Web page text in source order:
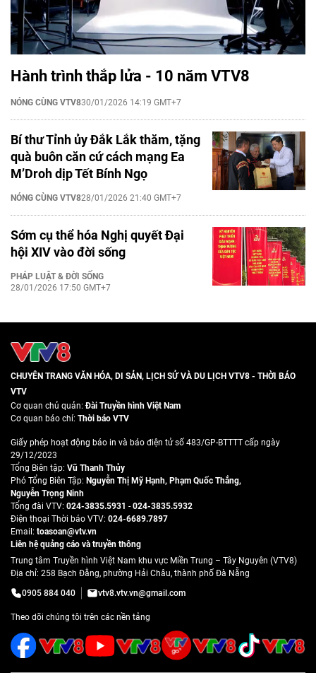
Hành trình thắp lửa - 10 năm VTV8
NÓNG CÙNG VTV830/01/2026 14:19 GMT+7
Bí thư Tỉnh ủy Đắk Lắk thăm, tặng
quà buôn căn cứ cách mạng Ea
M’Droh dịp Tết Bính Ngọ
NÓNG CÙNG VTV828/01/2026 21:40 GMT+7
Sớm cụ thể hóa Nghị quyết Đại
hội XIV vào đời sống
PHÁP LUẬT & ĐỜI SỐNG
28/01/2026 17:50 GMT+7
CHUYÊN TRANG VĂN HÓA, DI SẢN, LỊCH SỬ VÀ DU LỊCH VTV8 - THỜI BÁO
VTV
Cơ quan chủ quản:Đài Truyền hình Việt Nam
Cơ quan báo chí: Thời báo VTV
Giấy phép hoạt động báo in và báo điện tử số 483/GP-BTTTT cấp ngày
29/12/2023
Tổng Biên tập: Vũ Thanh Thủy
Phó Tổng Biên Tập: Nguyễn Thị Mỹ Hạnh, Phạm Quốc Thắng,
Nguyễn Trọng Ninh
Tổng đài VTV: 024-3835.5931 - 024-3835.5932
Ðiện thoại Thời báo VTV: 024-6689.7897
Email: toasoan@vtv.vn
Liên hệ quảng cáo và truyền thông
Trung tâm Truyền hình Việt Nam khu vực Miền Trung – Tây Nguyên (VTV8)
Địa chỉ: 258 Bạch Đằng, phường Hải Châu, thành phố Đà Nẵng
0905 884 040
vtv8.vtv.vn@gmail.com
Theo dõi chúng tôi trên các nền tảng